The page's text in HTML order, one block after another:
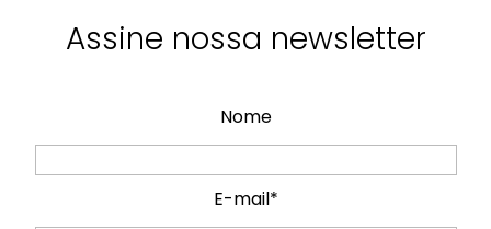
Assine nossa newsletter
Nome
E-mail*